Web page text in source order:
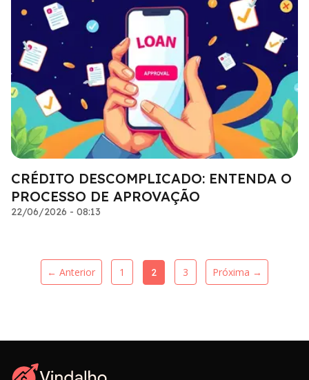
CRÉDITO DESCOMPLICADO: ENTENDA O
PROCESSO DE APROVAÇÃO
22/06/2026 - 08:13
← Anterior 1 2 3 Próxima →